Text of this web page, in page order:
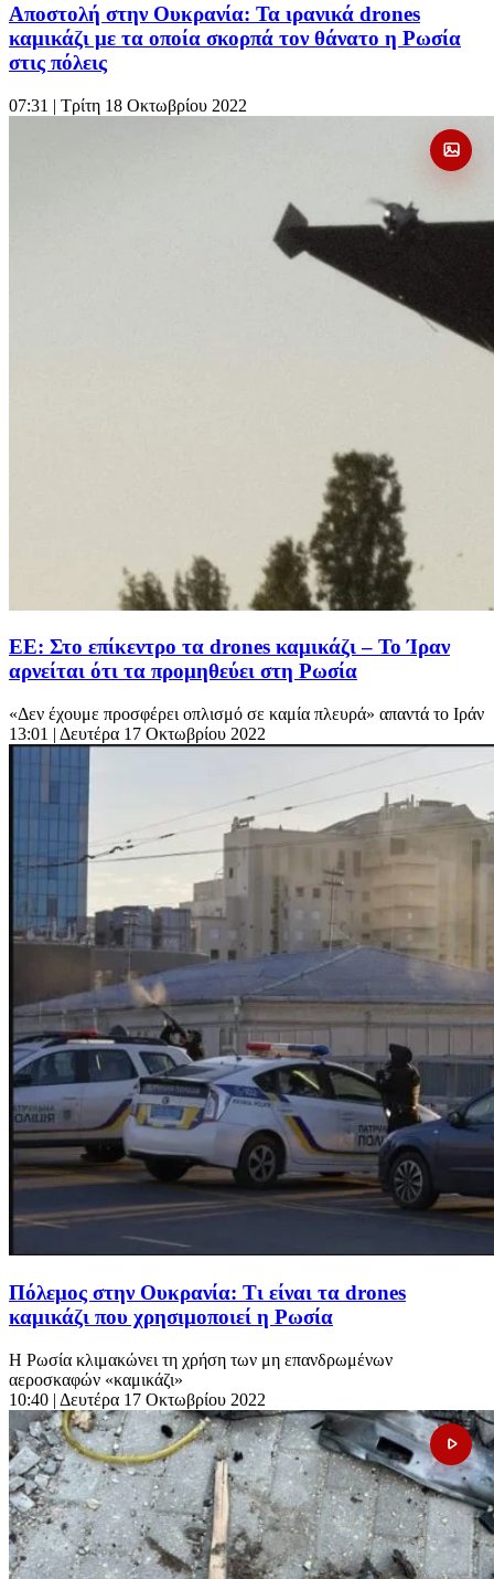
Αποστολή στην Ουκρανία: Τα ιρανικά drones
καμικάζι με τα οποία σκορπά τον θάνατο η Ρωσία
στις πόλεις
07:31 | Τρίτη 18 Οκτωβρίου 2022
ΕΕ: Στο επίκεντρο τα drones καμικάζι – Το Ίραν
αρνείται ότι τα προμηθεύει στη Ρωσία
«Δεν έχουμε προσφέρει οπλισμό σε καμία πλευρά» απαντά το Ιράν
13:01 | Δευτέρα 17 Οκτωβρίου 2022
Πόλεμος στην Ουκρανία: Τι είναι τα drones
καμικάζι που χρησιμοποιεί η Ρωσία
Η Ρωσία κλιμακώνει τη χρήση των μη επανδρωμένων
αεροσκαφών «καμικάζι»
10:40 | Δευτέρα 17 Οκτωβρίου 2022